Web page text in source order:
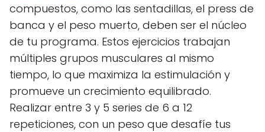
compuestos, como las sentadillas, el press de
banca y el peso muerto, deben ser el núcleo
de tu programa. Estos ejercicios trabajan
múltiples grupos musculares al mismo
tiempo, lo que maximiza la estimulación y
promueve un crecimiento equilibrado.
Realizar entre 3 y 5 series de 6 a 12
repeticiones, con un peso que desafíe tus